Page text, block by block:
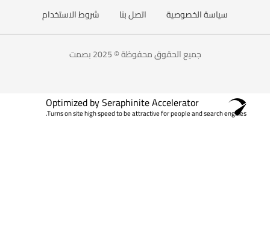
سياسة الخصوصية اتصل بنا شروط الاستخدام
جميع الحقوق محفوظة © 2025 بصمت
Optimized by Seraphinite Accelerator
Turns on site high speed to be attractive for people and search engines.